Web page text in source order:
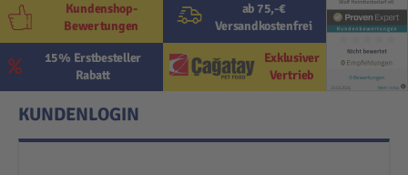
ab 75,-€
Versandkostenfrei
Exklusiver
Vertrieb
15% Erstbesteller
Rabatt
Kundenshop-
Bewertungen
KUNDENLOGIN